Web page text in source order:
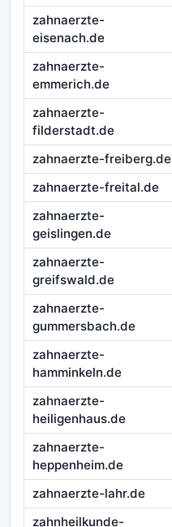
zahnaerzte-
eisenach.de
zahnaerzte-
emmerich.de
zahnaerzte-
filderstadt.de
zahnaerzte-freiberg.de
zahnaerzte-freital.de
zahnaerzte-
geislingen.de
zahnaerzte-
greifswald.de
zahnaerzte-
gummersbach.de
zahnaerzte-
hamminkeln.de
zahnaerzte-
heiligenhaus.de
zahnaerzte-
heppenheim.de
zahnaerzte-lahr.de
zahnheilkunde-